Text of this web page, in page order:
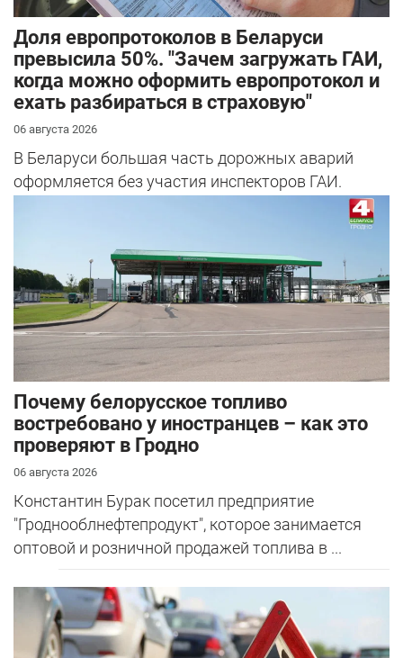
Доля европротоколов в Беларуси
превысила 50%. "Зачем загружать ГАИ,
когда можно оформить европротокол и
ехать разбираться в страховую"
06 августа 2026
В Беларуси большая часть дорожных аварий
оформляется без участия инспекторов ГАИ.
Почему белорусское топливо
востребовано у иностранцев – как это
проверяют в Гродно
06 августа 2026
Константин Бурак посетил предприятие
"Гроднооблнефтепродукт", которое занимается
оптовой и розничной продажей топлива в ...